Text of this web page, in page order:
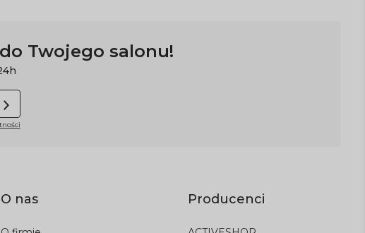
Twojego salonu!
O nas Producenci